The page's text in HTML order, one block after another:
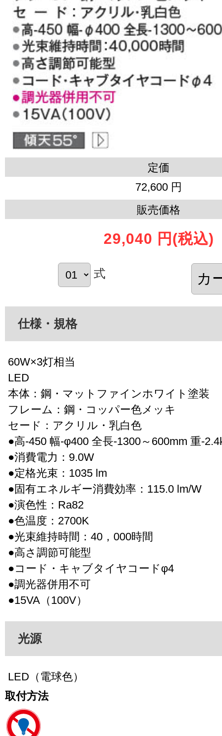
定価
72,600 円
販売価格
29,040 円 (税込)
式
仕様・規格
60W×3灯相当
LED
本体：鋼・マットファインホワイト塗装
フレーム：鋼・コッパー色メッキ
セード：アクリル・乳白色
●高-450 幅-φ400 全長-1300～600mm 重-
●消費電力：9.0W
●定格光束：1035 lm
●固有エネルギー消費効率：115.0 lm/W
●演色性：Ra82
●色温度：2700K
●光束維持時間：40，000時間
●高さ調節可能型
●コード・キャブタイヤコードφ4
●調光器併用不可
●15VA（100V）
光源
LED（電球色）
取付方法